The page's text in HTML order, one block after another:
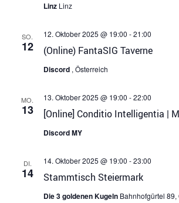
Linz Linz
SO.
12 (Online) FantaSIG Taverne
12. Oktober 2025 @ 19:00 -21:00
Discord , Österreich
MO.
13 [Online] Conditio Intelligentia |
13. Oktober 2025 @ 19:00 -22:00
Discord MY
DI.
14 Stammtisch Steiermark
14. Oktober 2025 @ 19:00 -23:00
Die 3 goldenen Kugeln Bahnhofgürtel 89,